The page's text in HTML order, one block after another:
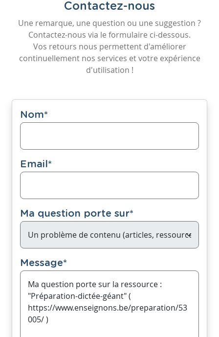
Contactez-nous
Une remarque, une question ou une suggestion ?
Contactez-nous via le formulaire ci-dessous.
Vos retours nous permettent d'améliorer
continuellement nos services et votre expérience
d'utilisation !
Nom*
Email*
Ma question porte sur*
Message*